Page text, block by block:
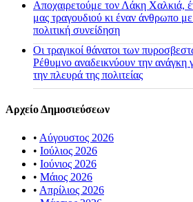
Αποχαιρετούμε τον Λάκη Χαλκιά,
μας τραγουδιού κι έναν άνθρωπο
πολιτική συνείδηση
Οι τραγικοί θάνατοι των
Ρέθυμνο αναδεικνύουν την
την πλευρά της πολιτείας
Αρχείο Δημοσιεύσεων
• Αύγουστος 2026
• Ιούλιος 2026
• Ιούνιος 2026
• Μάιος 2026
• Απρίλιος 2026